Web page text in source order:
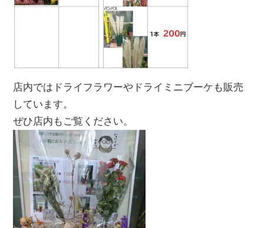
店内ではドライフラワーやドライミニブーケも販売
しています。
ぜひ店内もご覧ください。